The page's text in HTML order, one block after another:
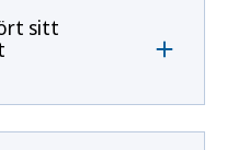
sitt